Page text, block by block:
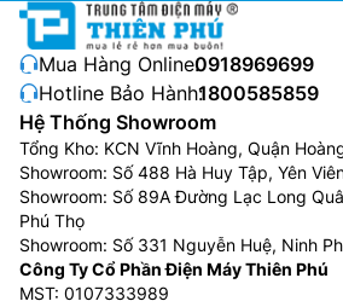
Mua Hàng Online:0918969699
Hotline Bảo Hành:1800585859
Hệ Thống Showroom
Tổng Kho: KCN Vĩnh Hoàng, Quận
Showroom: Số 488 Hà Huy Tập, Yên
Showroom: Số 89A Đường Lạc Long
Phú Thọ
Showroom: Số 331 Nguyễn Huệ, Ninh
Công Ty Cổ Phần Điện Máy Thiên Phú
MST: 0107333989